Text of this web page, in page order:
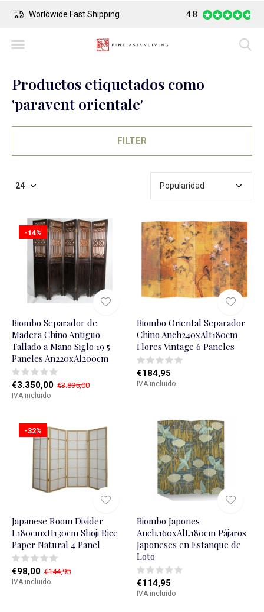
Safe Payment Largest Collection
4.8
Productos etiquetados como
'paravent orientale'
FILTER
-14%
Biombo Separador de
Madera Chino Antiguo
Tallado a Mano Siglo 19 5
Paneles An220xAl200cm
€3.350,00 €3.895,00
IVA incluido
Biombo Oriental Separador
Chino Anch240xAlt180cm
Flores Vintage 6 Paneles
€184,95
IVA incluido
-32%
Japanese Room Divider
L180cmxH130cm Shoji Rice
Paper Natural 4 Panel
€98,00 €144,95
IVA incluido
Biombo Japones
Anch.160xAlt.180cm Pájaros
Japoneses en Estanque de
Loto
€114,95
IVA incluido